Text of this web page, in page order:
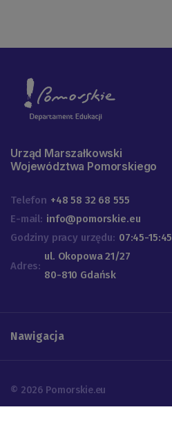
Urząd Marszałkowski
Województwa Pomorskiego
Telefon +48 58 32 68 555
E-mail: info@pomorskie.eu
Godziny pracy urzędu: 07:45-15:45
Adres:
ul. Okopowa 21/27
80-810 Gdańsk
Nawigacja
© 2026 Pomorskie.eu